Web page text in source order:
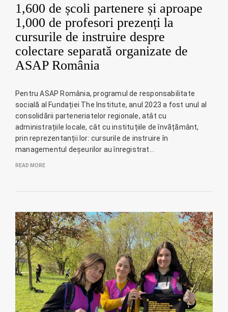
1,600 de școli partenere și aproape
1,000 de profesori prezenți la
cursurile de instruire despre
colectare separată organizate de
ASAP România
Pentru ASAP România, programul de responsabilitate
socială al Fundației The Institute, anul 2023 a fost unul al
consolidării parteneriatelor regionale, atât cu
administrațiile locale, cât cu instituțiile de învățământ,
prin reprezentanții lor: cursurile de instruire în
managementul deșeurilor au înregistrat…
READ MORE